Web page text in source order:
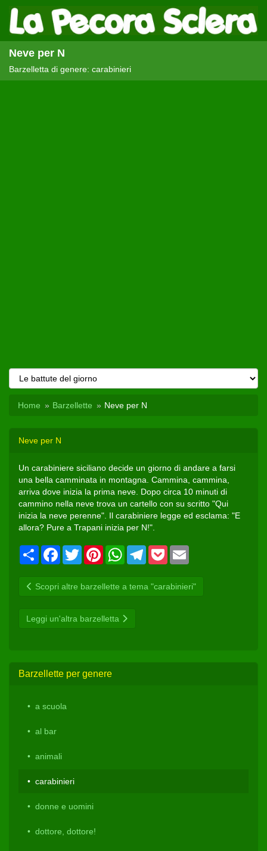
Neve per N
Barzelletta di genere: carabinieri
Home Barzellette Neve per N
Neve per N
Un carabiniere siciliano decide un giorno di andare a farsi
una bella camminata in montagna. Cammina, cammina,
arriva dove inizia la prima neve. Dopo circa 10 minuti di
cammino nella neve trova un cartello con su scritto "Qui
inizia la neve perenne". Il carabiniere legge ed esclama: "E
allora? Pure a Trapani inizia per N!".
CondividiFacebook
Twitter PinterestWhatsAppTelegram
Pocket
Scopri altre barzellette a tema "carabinieri"
Leggi un'altra barzelletta
Barzellette per genere
a scuola
al bar
animali
carabinieri
donne e uomini
dottore, dottore!